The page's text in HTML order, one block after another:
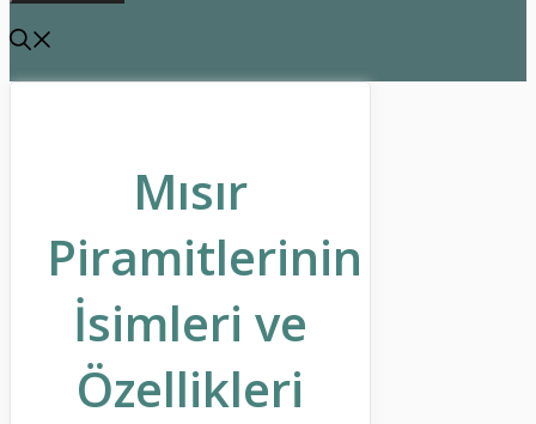
Mısır
Piramitlerinin
İsimleri ve
Özellikleri